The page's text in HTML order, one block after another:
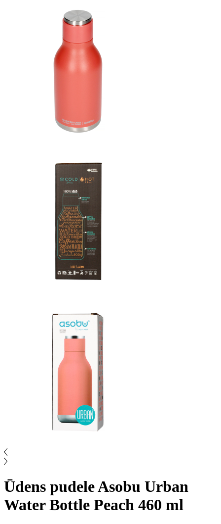
Ūdens pudele Asobu Urban
Water Bottle Peach 460 ml